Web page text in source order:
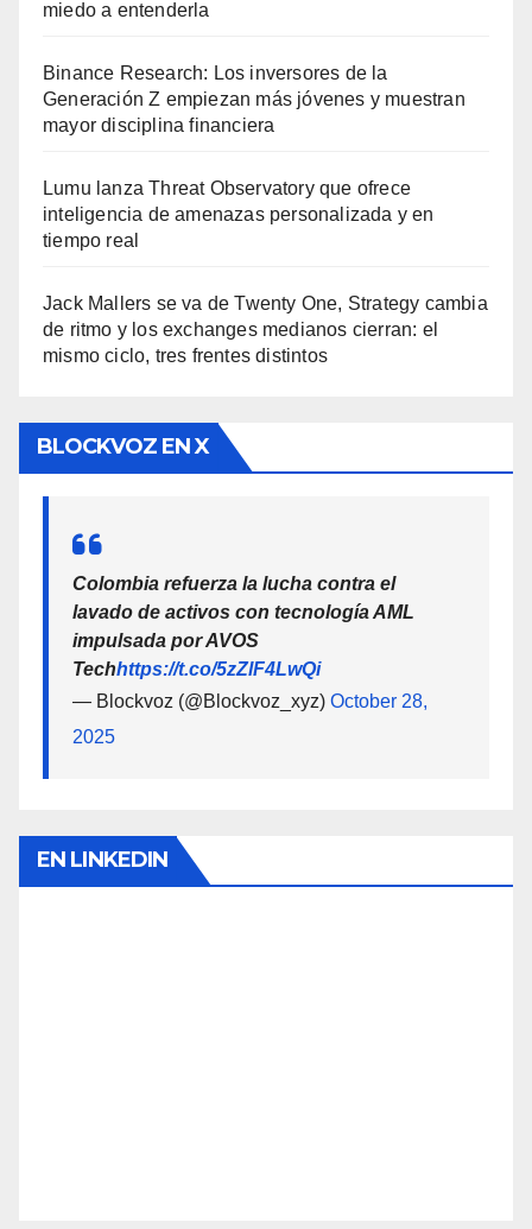
miedo a entenderla
Binance Research: Los inversores de la
Generación Z empiezan más jóvenes y muestran
mayor disciplina financiera
Lumu lanza Threat Observatory que ofrece
inteligencia de amenazas personalizada y en
tiempo real
Jack Mallers se va de Twenty One, Strategy cambia
de ritmo y los exchanges medianos cierran: el
mismo ciclo, tres frentes distintos
BLOCKVOZ EN X
Colombia refuerza la lucha contra el
lavado de activos con tecnología AML
impulsada por AVOS
Techhttps://t.co/5zZlF4LwQi
— Blockvoz (@Blockvoz_xyz) October 28,
2025
EN LINKEDIN